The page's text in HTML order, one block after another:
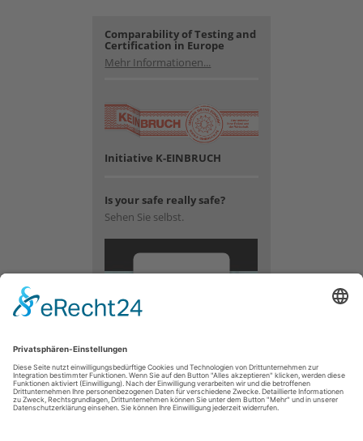
Comparability of Testing and
Certification in Europe
Mehr Informationen...
Initiative K-EINBRUCH
Is your safe really safe?
Sehen Sie selbst.
YouTube
Video-
Service zu